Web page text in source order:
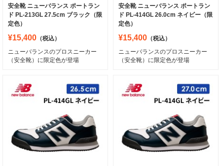
安全靴 ニューバランス ポートラン
ド PL-213GL 27.5cm ブラック（限
定色）
¥15,400 （税込）
ニューバランスのプロスニーカー
（安全靴）に限定色が登場
安全靴 ニューバランス ポートラン
ド PL-414GL 26.0cm ネイビー（限
定色）
¥15,400 （税込）
ニューバランスのプロスニーカー
（安全靴）に限定色が登場